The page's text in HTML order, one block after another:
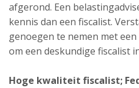
afgerond. Een
kennis dan een fiscalist.
genoegen te nemen met
om een deskundige fiscalist
Hoge kwaliteit fiscalist;